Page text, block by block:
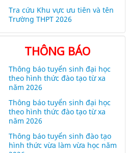
Tra cứu Khu vực ưu tiên và tên
Trường THPT 2026
THÔNG BÁO
Thông báo tuyển sinh đại học
theo hình thức đào tạo từ xa
năm 2026
Thông báo tuyển sinh đại học
theo hình thức đào tạo từ xa
năm 2026
Thông báo tuyển sinh đào tạo
hình thức vừa làm vừa học năm